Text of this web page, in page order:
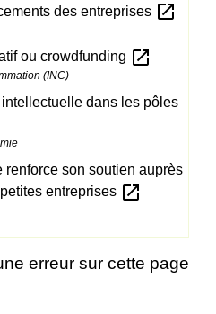
des entreprises open_in_new
ou crowdfunding open_in_new
(INC)
dans les pôles
renforce son soutien auprès
entreprises open_in_new
erreur sur cette page